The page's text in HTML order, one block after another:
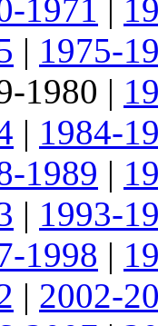
1971 |
| 1975-
1980 |
| 1984-
1989 |
| 1993-
1998 |
| 2002-